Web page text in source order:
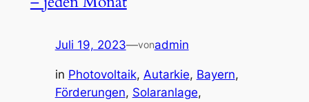
Juli 19, 2023—vonadmin
in Photovoltaik, Autarkie, Bayern
Förderungen, Solaranlage